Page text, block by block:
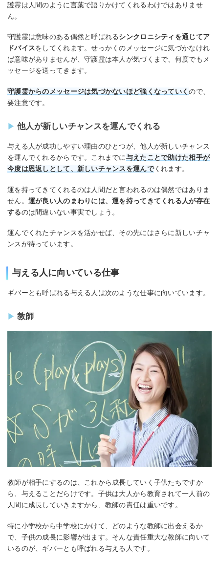
護霊は人間のように言葉で語りかけてくれるわけではありませ
ん。
守護霊は意味のある偶然と呼ばれるシンクロニシティを通じてア
ドバイスをしてくれます。せっかくのメッセージに気づかなけれ
ば意味がありませんが、守護霊は本人が気づくまで、何度でもメ
ッセージを送ってきます。
守護霊からのメッセージは気づかないほど強くなっていくので、
要注意です。
他人が新しいチャンスを運んでくれる
与える人が成功しやすい理由のひとつが、他人が新しいチャンス
を運んでくれるからです。これまでに与えたことで助けた相手が
今度は恩返しとして、新しいチャンスを運んでくれます。
運を持ってきてくれるのは人間だと言われるのは偶然ではありま
せん。 運が良い人のまわりには、運を持ってきてくれる人が存在
するのは間違いない事実でしょう。
運んでくれたチャンスを活かせば、その先にはさらに新しいチャ
ンスが待っています。
与える人に向いている仕事
ギバーとも呼ばれる与える人は次のような仕事に向いています。
教師
教師が相手にするのは、これから成長していく子供たちですか
ら、与えることだらけです。子供は大人から教育されて一人前の
人間に成長していきますから、教師の責任は重いです。
特に小学校から中学校にかけて、どのような教師に出会えるか
で、子供の成長に影響が出ます。そんな責任重大な教師に向いて
いるのが、ギバーとも呼ばれる与える人です。